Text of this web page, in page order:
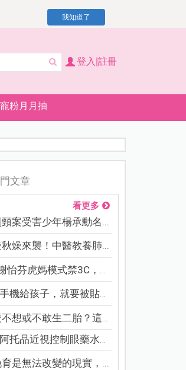
我知道了
登入|註冊
寵粉月月抽
文章
看更多
案受害少年楊承勳名...
燥來襲！中醫教養肺...
芬虎媽模式禁3C，看...
機給孩子，就要被貼「...
想或不敢生二胎？這8...
托品近視控制眼藥水納...
是無法改變的現實，...